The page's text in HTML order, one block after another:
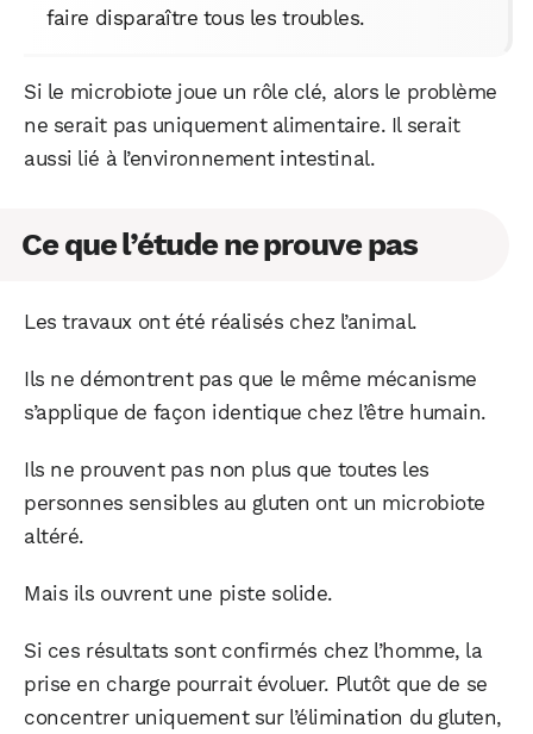
faire disparaître tous les troubles.
Si le microbiote joue un rôle clé, alors le problème
ne serait pas uniquement alimentaire. Il serait
aussi lié à l’environnement intestinal.
Ce que l’étude ne prouve pas
Les travaux ont été réalisés chez l’animal.
Ils ne démontrent pas que le même mécanisme
s’applique de façon identique chez l’être humain.
Ils ne prouvent pas non plus que toutes les
personnes sensibles au gluten ont un microbiote
altéré.
Mais ils ouvrent une piste solide.
Si ces résultats sont confirmés chez l’homme, la
prise en charge pourrait évoluer. Plutôt que de se
concentrer uniquement sur l’élimination du gluten,
WhatsApp Telegram